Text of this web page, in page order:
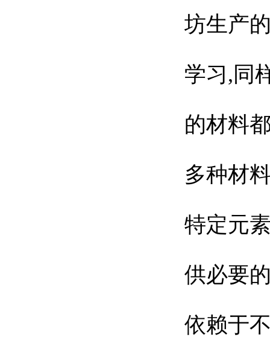
坊生产
学习,同
的材料
多种材
特定元
供必要
依赖于